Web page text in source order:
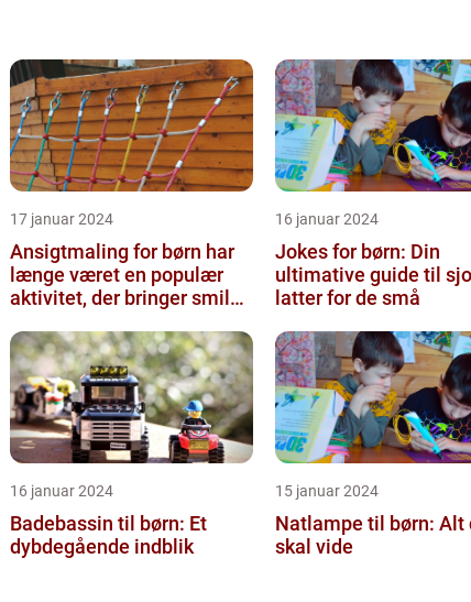
17 januar 2024
Ansigtmaling for børn har
længe været en populær
aktivitet, der bringer smil
16 januar 2024
Jokes for børn: Din
ultimative guide til
latter for de små
16 januar 2024
Badebassin til børn: Et
dybdegående indblik
15 januar 2024
Natlampe til børn: Alt
skal vide